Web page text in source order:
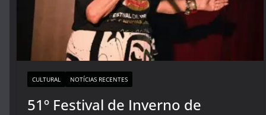
CULTURAL NOTÍCIAS RECENTES
51º Festival de Inverno de